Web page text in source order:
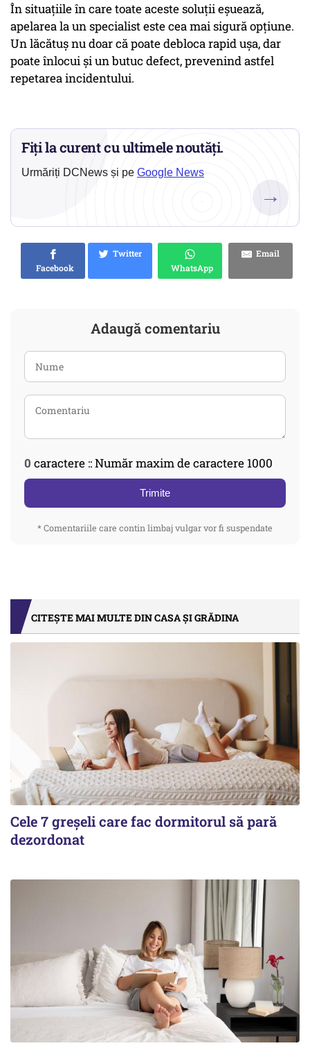
În situațiile în care toate aceste soluții eșuează,
apelarea la un specialist este cea mai sigură opțiune.
Un lăcătuș nu doar că poate debloca rapid ușa, dar
poate înlocui și un butuc defect, prevenind astfel
repetarea incidentului.
Fiți la curent cu ultimele noutăți.
Urmăriți DCNews și pe Google News
→
Facebook
Twitter
WhatsApp
Email
Adaugă comentariu
0 caractere :: Număr maxim de caractere 1000
Trimite
* Comentariile care contin limbaj vulgar vor fi suspendate
CITEȘTE MAI MULTE DIN CASA ȘI GRĂDINA
Cele 7 greșeli care fac dormitorul să pară
dezordonat